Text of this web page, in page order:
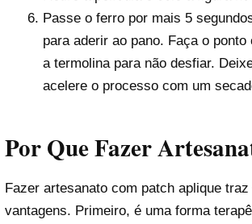
Passe o ferro por mais 5
para aderir ao pano. Faça o
a termolina para não desfiar.
acelere o processo com um
Por Que Fazer
Fazer artesanato com patch aplique
vantagens. Primeiro, é uma forma